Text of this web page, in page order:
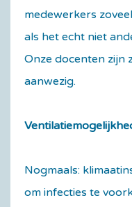
medewerkers
als het echt niet
Onze docenten zijn
aanwezig.
Nogmaals:
om infecties te